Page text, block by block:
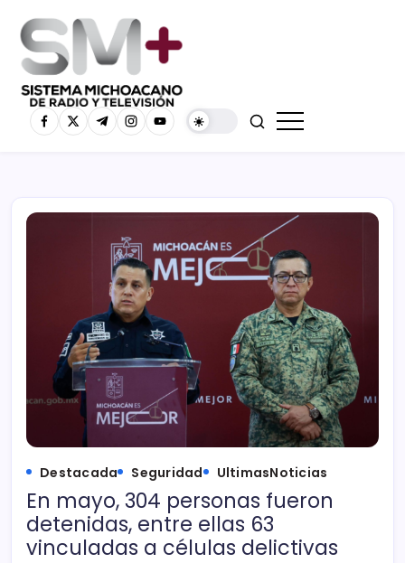
Destacada Seguridad UltimasNoticias
En mayo, 304 personas fueron
detenidas, entre ellas 63
vinculadas a células delictivas